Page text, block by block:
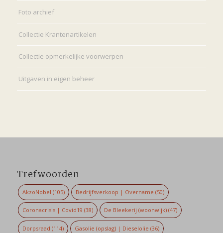
Foto archief
Collectie Krantenartikelen
Collectie opmerkelijke voorwerpen
Uitgaven in eigen beheer
Trefwoorden
AkzoNobel (105) Bedrijfsverkoop | Overname (50)
Coronacrisis | Covid19 (38) De Bleekerij (woonwijk) (47)
Dorpsraad (114) Gasolie (opslag) | Dieselolie (36)